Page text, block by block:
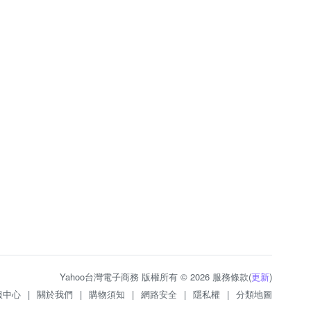
Yahoo台灣電子商務 版權所有 © 2026 服務條款(更新)
中心 | 關於我們 | 購物須知 | 網路安全 | 隱私權 | 分類地圖